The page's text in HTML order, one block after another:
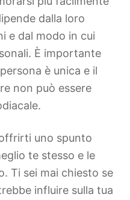
dalla loro
e dal modo in cui
È importante
è unica e il
non può essere
uno spunto
te stesso e le
Ti sei mai chiesto se
influire sulla tua